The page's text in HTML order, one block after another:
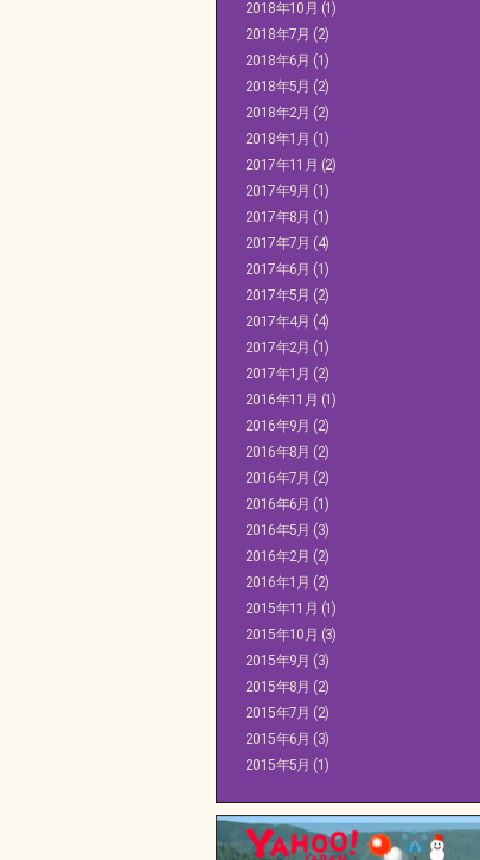
2018年10月 (1)
2018年7月 (2)
2018年6月 (1)
2018年5月 (2)
2018年2月 (2)
2018年1月 (1)
2017年11月 (2)
2017年9月 (1)
2017年8月 (1)
2017年7月 (4)
2017年6月 (1)
2017年5月 (2)
2017年4月 (4)
2017年2月 (1)
2017年1月 (2)
2016年11月 (1)
2016年9月 (2)
2016年8月 (2)
2016年7月 (2)
2016年6月 (1)
2016年5月 (3)
2016年2月 (2)
2016年1月 (2)
2015年11月 (1)
2015年10月 (3)
2015年9月 (3)
2015年8月 (2)
2015年7月 (2)
2015年6月 (3)
2015年5月 (1)